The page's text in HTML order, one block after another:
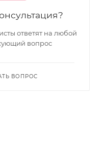
ответят на любой
вопрос
ВОПРОС